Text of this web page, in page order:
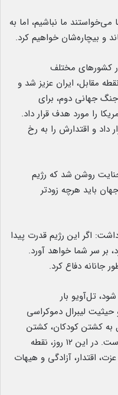
ما نباشیم، اما به
و بیچاره‌شان خواهیم کرد.
کشورهای مختلف
مقابل، ایران عزیز شد و
جهانی دوم، برای
را مورد هدف قرار داد.
داد و اقتدارش را به رخ
روشن شد که رژیم
باید هرچه زودتر
اگر این رژیم قدرت پیدا
بر سر شما خواهد آورد.
جانانه دفاع کرد.
تل‌آویو بار
حیثیت لیبرال دموکراسی
به کشتن کودکان، کشتن
گرسنگان و تشنگان و زنان باردار شده است. در این ۱۲ روز، نقطه
اقتدار، آزادگی و هیهات